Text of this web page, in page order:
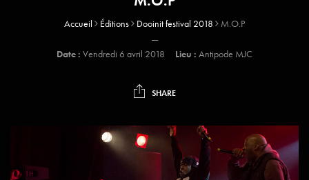
Accueil Éditions Dooinit festival 2018
M.O.P
—
Date : Vendredi 6 avril 2018 Lieu : Antipode MJC
SHARE